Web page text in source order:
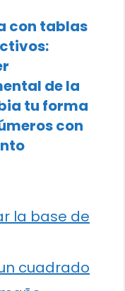
con tablas
de la
tu forma
con
la base de
cuadrado